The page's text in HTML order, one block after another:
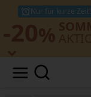
Nur für kurze Zeit!